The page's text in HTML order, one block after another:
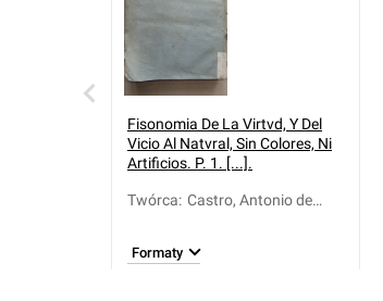
Fisonomia De La Virtvd, Y Del
Vicio Al Natvral, Sin Colores, Ni
Artificios. P. 1. [...].
Twórca: Castro, Antonio de
Formaty